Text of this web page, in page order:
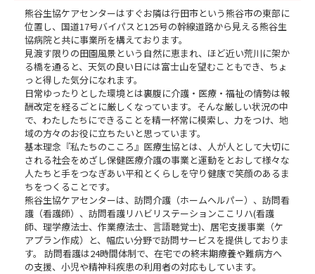
熊谷生協ケアセンターはすぐお隣は行田市という熊谷市の東部に
位置し、国道17号バイパスと125号の幹線道路から見える熊谷生
協病院と共に事業所を構えております。
見渡す限りの田園風景という自然に恵まれ、ほど近い荒川に架か
る橋を通ると、天気の良い日には富士山を望むこともでき、ちょ
っと得した気分になれます。
日常ゆったりとした環境とは裏腹に介護・医療・福祉の情勢は報
酬改定を経るごとに厳しくなっています。そんな厳しい状況の中
で、わたしたちにできることを精一杯常に模索し、力をつけ、地
域の方々のお役に立ちたいと思っています。
基本理念『私たちのこころ』医療生協とは、人が人として大切に
される社会をめざし保健医療介護の事業と運動をとおして様々な
人たちと手をつなぎあい平和とくらしを守り健康で笑顔のあるま
ちをつくることです。
熊谷生協ケアセンターは、訪問介護（ホームヘルパー）、訪問看
護（看護師）、訪問看護リハビリステーションここリハ(看護
師、理学療法士、作業療法士、言語聴覚士)、居宅支援事業（ケ
アプラン作成）と、幅広い分野で訪問サービスを提供しておりま
す。 訪問看護は24時間体制で、在宅での終末期療養や難病方へ
の支援、小児や精神科疾患の利用者の対応もしています。